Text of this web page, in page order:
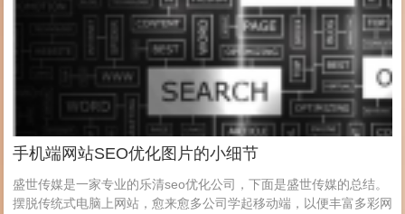
手机端网站SEO优化图片的小细节
盛世传媒是一家专业的乐清seo优化公司，下面是盛世传媒的总结。
摆脱传统式电脑上网站，愈来愈多公司学起移动端，以便丰富多彩网